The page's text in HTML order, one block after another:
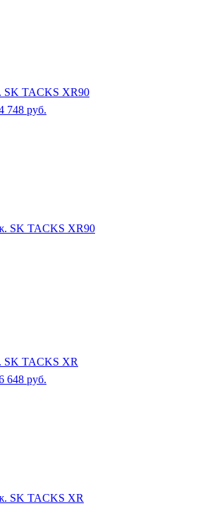
SK TACKS XR90
748 руб.
SK TACKS XR90
SK TACKS XR
648 руб.
SK TACKS XR